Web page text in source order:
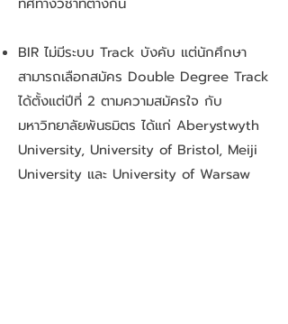
BIR ไม่มีระบบ Track บังคับ แต่นักศึกษา
สามารถเลือกสมัคร Double Degree Track
ได้ตั้งแต่ปีที่ 2 ตามความสมัครใจ กับ
มหาวิทยาลัยพันธมิตร ได้แก่ Aberystwyth
University, University of Bristol, Meiji
University และ University of Warsaw